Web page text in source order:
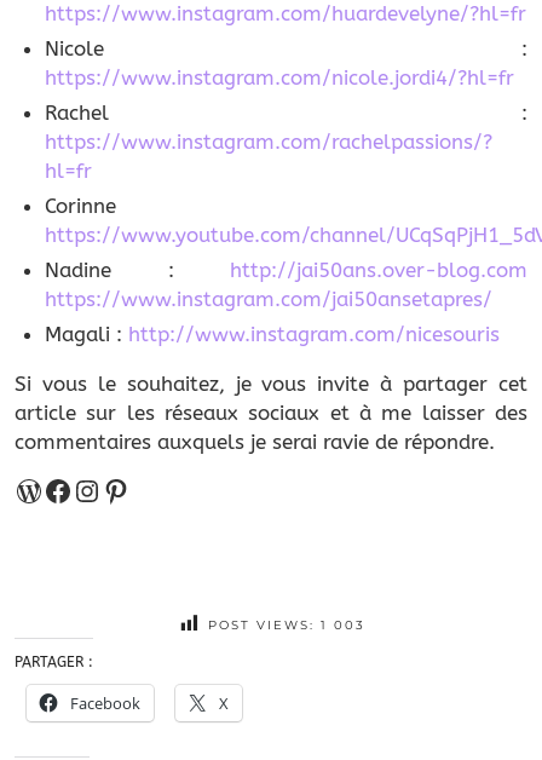
https://www.instagram.com/huardevelyne/?hl=fr
Nicole :
https://www.instagram.com/nicole.jordi4/?hl=fr
Rachel :
https://www.instagram.com/rachelpassions/?
hl=fr
Corinne
https://www.youtube.com/channel/
Nadine : http://jai50ans.over-blog.com
https://www.instagram.com/jai50ansetapres/
Magali : http://www.instagram.com/nicesouris
Si vous le souhaitez, je vous invite à partager cet
article sur les réseaux sociaux et à me laisser des
commentaires auxquels je serai ravie de répondre.
WordPress
Facebook
Instagram
Pinterest
POST VIEWS: 1 003
PARTAGER :
Facebook X